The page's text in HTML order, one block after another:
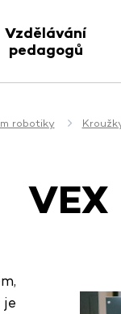
Vzdělávání
pedagogů
robotiky
VEX